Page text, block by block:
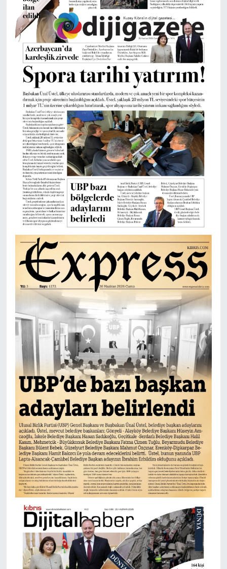
Video Galeri
YAŞAM
Yazarlar